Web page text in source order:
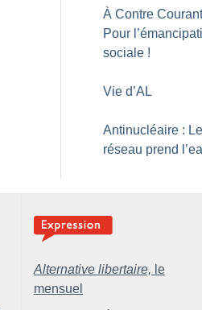
À Contre
Pour
sociale !
Vie d’AL
Antinucléaire : Le
réseau prend
Alternative libertaire, le
mensuel